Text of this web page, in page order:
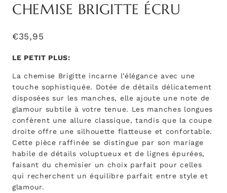
CHEMISE BRIGITTE ÉCRU
€35,95
LE PETIT PLUS:
La chemise Brigitte incarne l’élégance avec une
touche sophistiquée. Dotée de détails délicatement
disposées sur les manches, elle ajoute une note de
glamour subtile à votre tenue. Les manches longues
confèrent une allure classique, tandis que la coupe
droite offre une silhouette flatteuse et confortable.
Cette pièce raffinée se distingue par son mariage
habile de détails voluptueux et de lignes épurées,
faisant du chemisier un choix parfait pour celles
qui recherchent un équilibre parfait entre style et
glamour.